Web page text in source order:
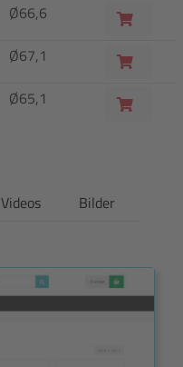
Ø66,6
Ø67,1
Ø65,1
Videos Bilder